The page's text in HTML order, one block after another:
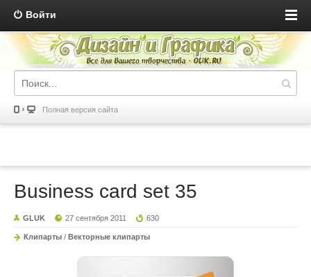
Войти
Полная версия сайта
Business card set 35
GLUK 27 сентября 2011 630
Клипарты / Векторные клипарты